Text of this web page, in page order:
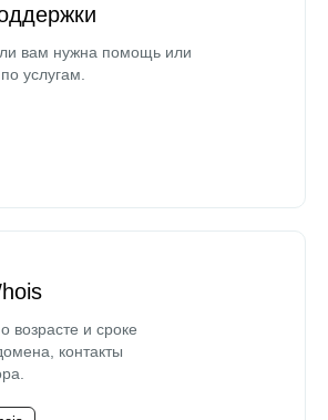
вам нужна помощь или
услугам.
возрасте и сроке
контакты